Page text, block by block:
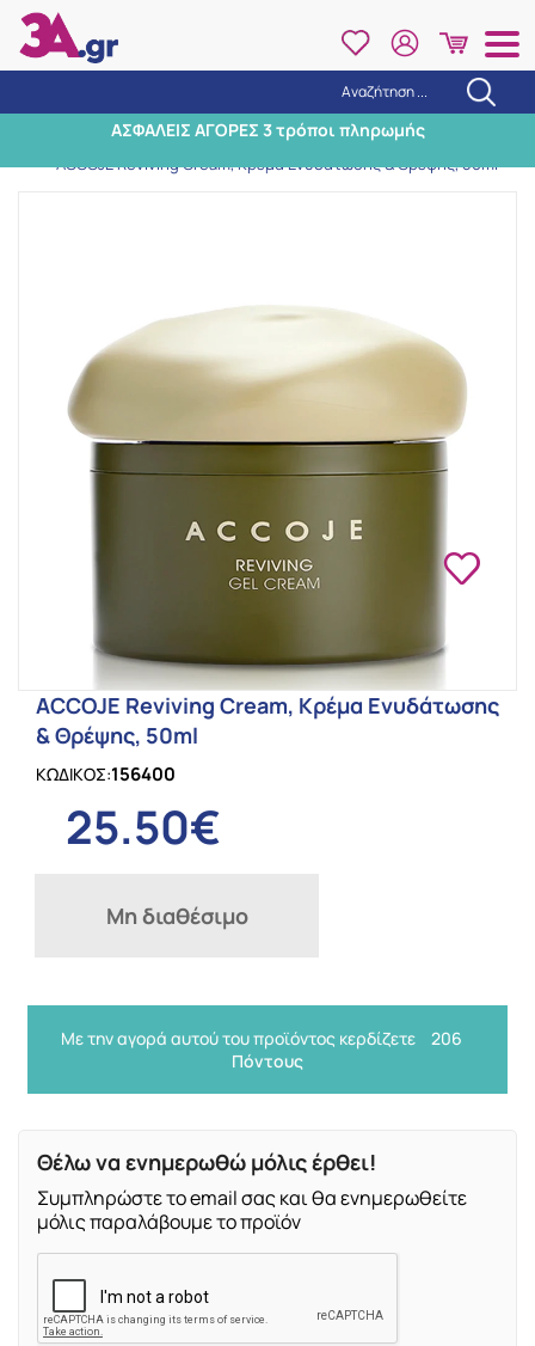
Αναζήτηση ...
ΑΣΦΑΛΕΙΣ ΑΓΟΡΕΣ 3 τρόποι πληρωμής
Αναζήτηση
Εταιρίες ACCOJE
ACCOJE Reviving Cream, Κρέμα Ενυδάτωσης & Θρέψης, 50ml
ACCOJE Reviving Cream, Κρέμα Ενυδάτωσης
& Θρέψης, 50ml
ΚΩΔΙΚΟΣ:156400
25.50€
Μη διαθέσιμο
Με την αγορά αυτού του προϊόντος κερδίζετε
206
Πόντους
Θέλω να ενημερωθώ μόλις έρθει!
Συμπληρώστε το email σας και θα ενημερωθείτε
μόλις παραλάβουμε το προϊόν